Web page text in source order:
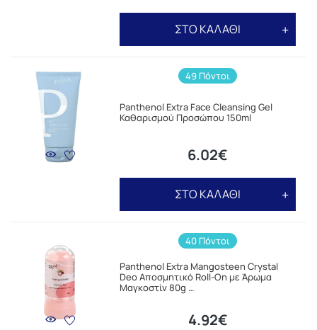
ΣΤΟ ΚΑΛΑΘΙ
49 Πόντοι
Panthenol Extra Face Cleansing Gel
Καθαρισμού Προσώπου 150ml
6.02€
ΣΤΟ ΚΑΛΑΘΙ
40 Πόντοι
Panthenol Extra Mangosteen Crystal
Deo Αποσμητικό Roll-On με Άρωμα
Μαγκοστίν 80g …
4.92€